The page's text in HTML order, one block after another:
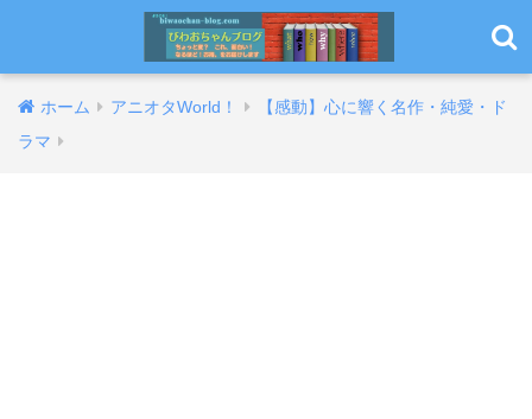
ホーム アニオタWorld！
【感動】心に響く名作・純愛・ド
ラマ